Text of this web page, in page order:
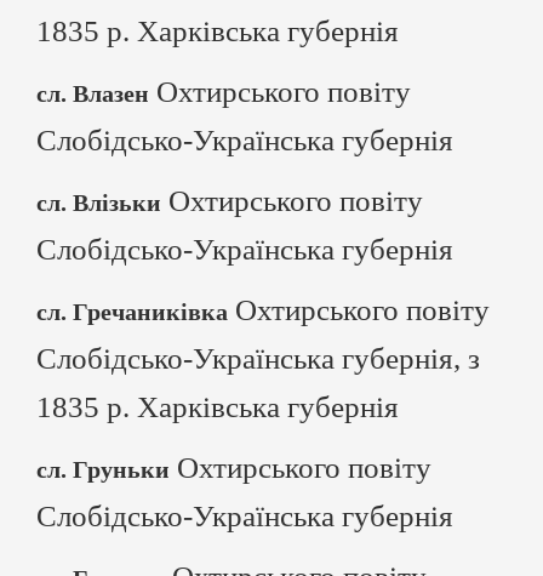
1835 р. Харківська губернія
сл. Влазен Охтирського повіту
Слобідсько-Українська губернія
сл. Влізьки Охтирського повіту
Слобідсько-Українська губернія
сл. Гречаниківка Охтирського повіту
Слобідсько-Українська губернія, з
1835 р. Харківська губернія
сл. Груньки Охтирського повіту
Слобідсько-Українська губернія